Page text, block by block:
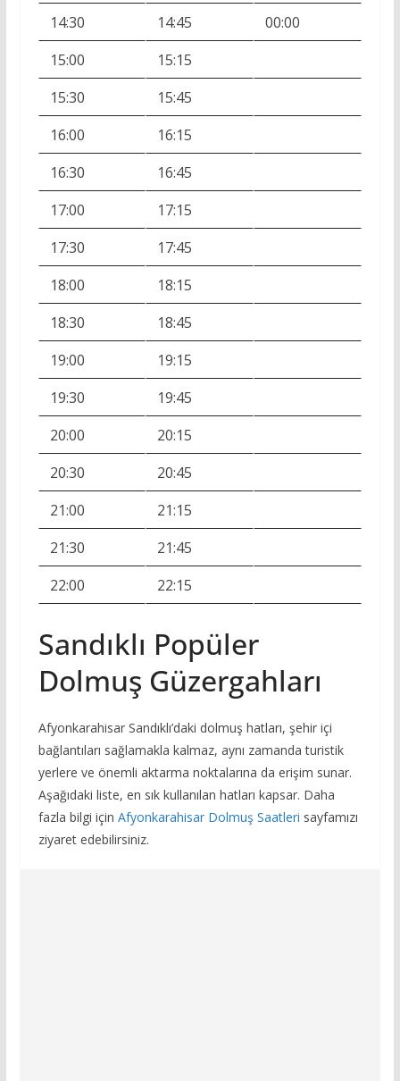
14:30
14:45
00:00
15:00
15:15
15:30
15:45
16:00
16:15
16:30
16:45
17:00
17:15
17:30
17:45
18:00
18:15
18:30
18:45
19:00
19:15
19:30
19:45
20:00
20:15
20:30
20:45
21:00
21:15
21:30
21:45
22:00
22:15
Sandıklı Popüler
Dolmuş Güzergahları
Afyonkarahisar Sandıklı’daki dolmuş hatları, şehir içi
bağlantıları sağlamakla kalmaz, aynı zamanda turistik
yerlere ve önemli aktarma noktalarına da erişim sunar.
Aşağıdaki liste, en sık kullanılan hatları kapsar. Daha
fazla bilgi için Afyonkarahisar Dolmuş Saatleri sayfamızı
ziyaret edebilirsiniz.